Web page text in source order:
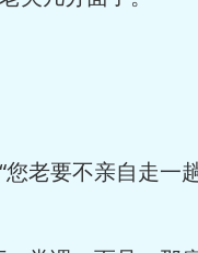
老要不亲自走一